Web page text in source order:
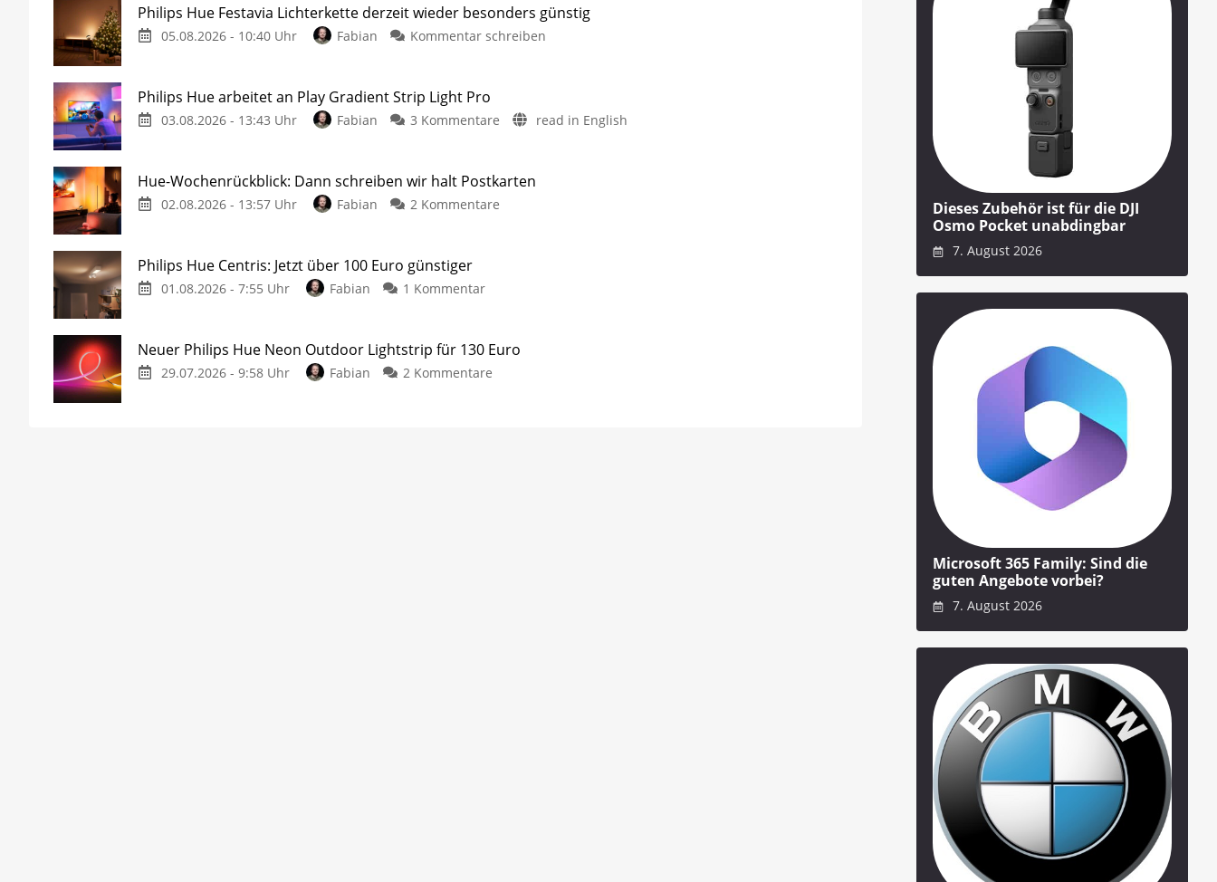
Philips Hue Festavia Lichterkette derzeit wieder besonders günstig
05.08.2026 - 10:40 Uhr Fabian Kommentar schreiben
Philips Hue arbeitet an Play Gradient Strip Light Pro
03.08.2026 - 13:43 Uhr Fabian 3 Kommentare read in English
Hue-Wochenrückblick: Dann schreiben wir halt Postkarten
02.08.2026 - 13:57 Uhr Fabian 2 Kommentare
Philips Hue Centris: Jetzt über 100 Euro günstiger
01.08.2026 - 7:55 Uhr Fabian 1 Kommentar
Neuer Philips Hue Neon Outdoor Lightstrip für 130 Euro
29.07.2026 - 9:58 Uhr Fabian 2 Kommentare
Dieses Zubehör ist für die DJI
Osmo Pocket unabdingbar
7. August 2026
Microsoft 365 Family: Sind die
guten Angebote vorbei?
7. August 2026